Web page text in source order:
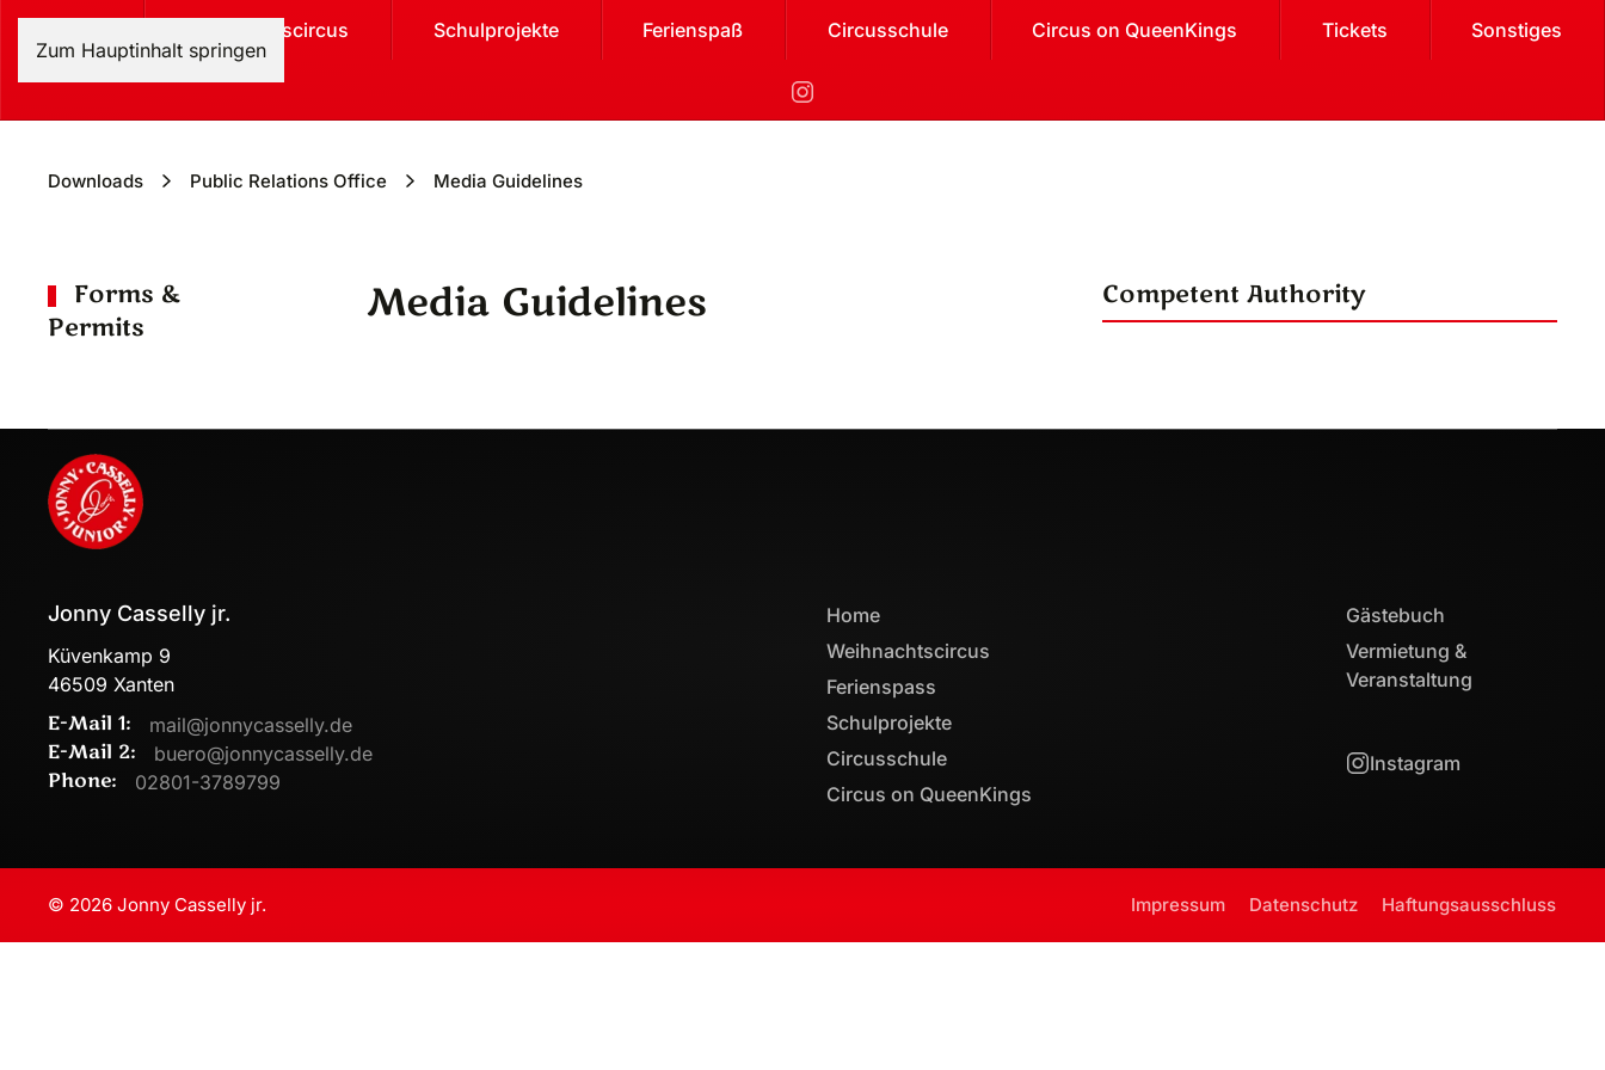
Zum Hauptinhalt springen
Weihnachtscircus Schulprojekte Ferienspaß Circusschule Circus on QueenKings Tickets Sonstiges
Downloads Public Relations Office Media Guidelines
Media Guidelines Competent Authority
Forms &
Permits
Jonny Casselly jr.
Küvenkamp 9
46509 Xanten
E-Mail 1: mail@jonnycasselly.de
E-Mail 2: buero@jonnycasselly.de
Phone: 02801-3789799
Home
Weihnachtscircus
Ferienspass
Schulprojekte
Circusschule
Circus on QueenKings
Gästebuch
Vermietung &
Veranstaltung
Instagram
© 2026 Jonny Casselly jr. Impressum Datenschutz Haftungsausschluss